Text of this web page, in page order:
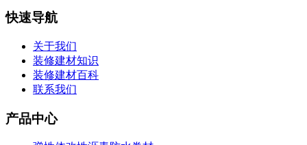
快速导航
关于我们
装修建材知识
装修建材百科
联系我们
产品中心